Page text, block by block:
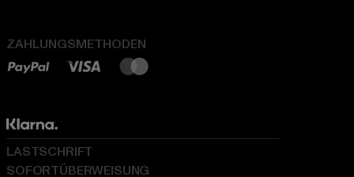
ZAHLUNGSMETHODEN
LASTSCHRIFT
SOFORTÜBERWEISUNG